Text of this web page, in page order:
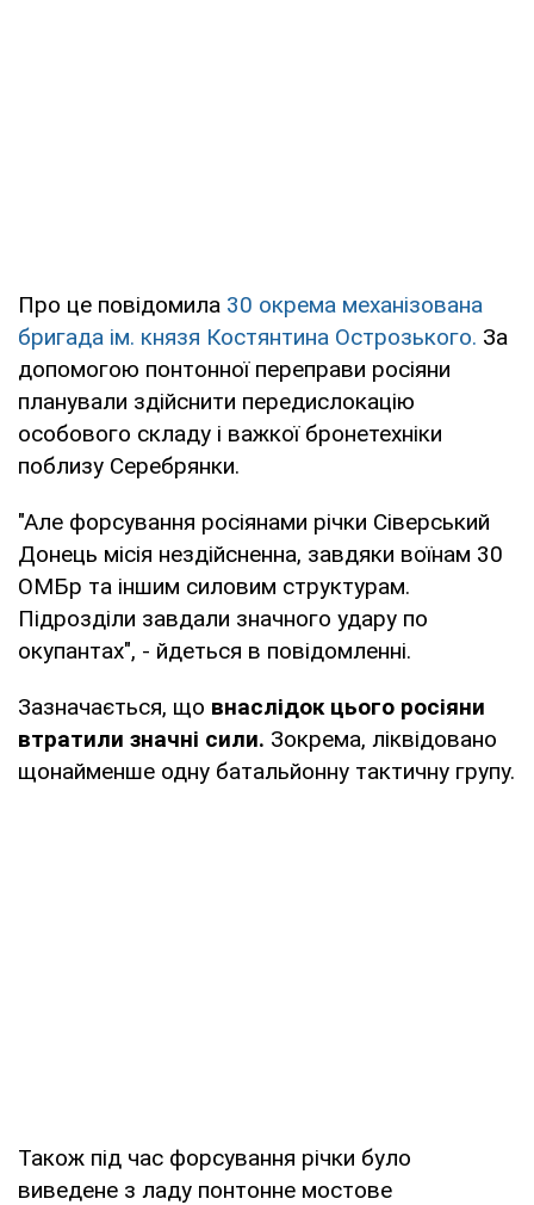
Про це повідомила 30 окрема механізована
бригада ім. князя Костянтина Острозького. За
допомогою понтонної переправи росіяни
планували здійснити передислокацію
особового складу і важкої бронетехніки
поблизу Серебрянки.
"Але форсування росіянами річки Сіверський
Донець місія нездійсненна, завдяки воїнам 30
ОМБр та іншим силовим структурам.
Підрозділи завдали значного удару по
окупантах", - йдеться в повідомленні.
Зазначається, що внаслідок цього росіяни
втратили значні сили. Зокрема, ліквідовано
щонайменше одну батальйонну тактичну групу.
Також під час форсування річки було
виведене з ладу понтонне мостове